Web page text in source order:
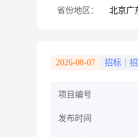
省份地区： 北京广
2026-08-07 招标｜
项目编号
发布时间